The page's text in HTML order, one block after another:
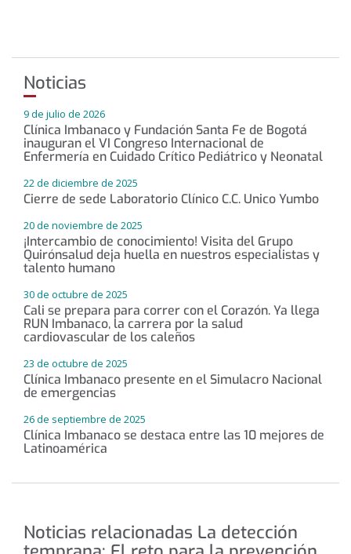
Noticias
9 de julio de 2026
Clínica Imbanaco y Fundación Santa Fe de Bogotá
inauguran el VI Congreso Internacional de
Enfermería en Cuidado Crítico Pediátrico y Neonatal
22 de diciembre de 2025
Cierre de sede Laboratorio Clínico C.C. Unico Yumbo
20 de noviembre de 2025
¡Intercambio de conocimiento! Visita del Grupo
Quirónsalud deja huella en nuestros especialistas y
talento humano
30 de octubre de 2025
Cali se prepara para correr con el Corazón. Ya llega
RUN Imbanaco, la carrera por la salud
cardiovascular de los caleños
23 de octubre de 2025
Clínica Imbanaco presente en el Simulacro Nacional
de emergencias
26 de septiembre de 2025
Clínica Imbanaco se destaca entre las 10 mejores de
Latinoamérica
Noticias relacionadas La detección